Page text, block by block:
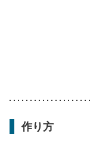
作り方